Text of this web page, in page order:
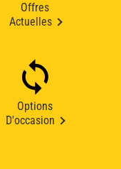
Offres
Actuelles
Options
D'occasion